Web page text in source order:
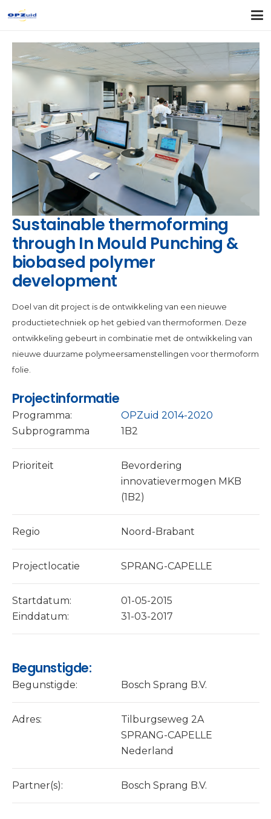
Sustainable thermoforming
through In Mould Punching &
biobased polymer
development
Doel van dit project is de ontwikkeling van een nieuwe
productietechniek op het gebied van thermoformen. Deze
ontwikkeling gebeurt in combinatie met de ontwikkeling van
nieuwe duurzame polymeersamenstellingen voor thermoform
folie.
Projectinformatie
Programma:
OPZuid 2014-2020
Subprogramma
1B2
Prioriteit
Bevordering
innovatievermogen MKB
(1B2)
Regio Noord-Brabant
Projectlocatie SPRANG-CAPELLE
Startdatum:
01-05-2015
Einddatum:
31-03-2017
Begunstigde:
Begunstigde: Bosch Sprang B.V.
Adres:
Tilburgseweg 2A
SPRANG-CAPELLE
Nederland
Partner(s): Bosch Sprang B.V.